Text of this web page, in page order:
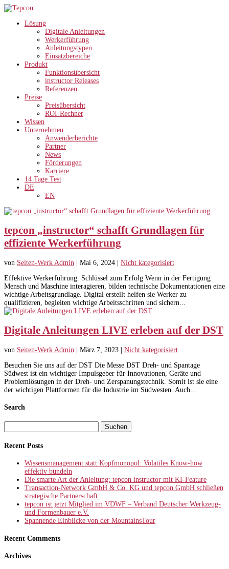
Lösung
Digitale Anleitungen
Werkerführung
Anleitungstypen
Einsatzbereiche
Produkt
Funktionsübersicht
instructor Releases
Referenzen
Preise
Preisübersicht
ROI-Rechner
Wissen
Unternehmen
Anwenderberichte
Partner
News
Förderungen
Karriere
14 Tage Test
DE
EN
tepcon „instructor“ schafft Grundlagen für
effiziente Werkerführung
von Seiten-Werk Admin Mai 6, 2024
Nicht kategorisiert
Effektive Werkerführung: Schlüssel zum Erfolg Wenn in der Fertigung
Mensch und Maschine interagieren, bilden technische Dokumentationen eine
wichtige Arbeitsgrundlage. Digital erstellt helfen sie Werker zu
qualifizieren, begleiten wichtige Arbeitsschritten und sichern...
Digitale Anleitungen LIVE erleben auf der DST
von Seiten-Werk Admin | März 7, 2023 | Nicht kategorisiert
Besuchen Sie uns auf der DST Die Messe DST Dreh- und Spantage
Südwest ist ein wichtiger Impulsgeber für Innovationen, Geräte und
Problemlösungen in der Dreh- und Zerspanungstechnik. Somit ist sie eine
der wichtigen Plattformen für die Industrie im Südwesten. Auch...
Search
nach:
Recent Posts
Wissensmanagement statt Kopfmonopol: Volatiles Know-how
effektiv bündeln
Die smarte Art der Anleitung: tepcon instructor mit KI-Feature
Transaction-Network GmbH & Co. KG und tepcon GmbH schließen
strategische Partnerschaft
tepcon ist jetzt Mitglied im VDWF – Verband Deutscher Werkzeug-
und Formenbauer e.V.
Spannende Einblicke von der MountainsTour
Recent Comments
Archives